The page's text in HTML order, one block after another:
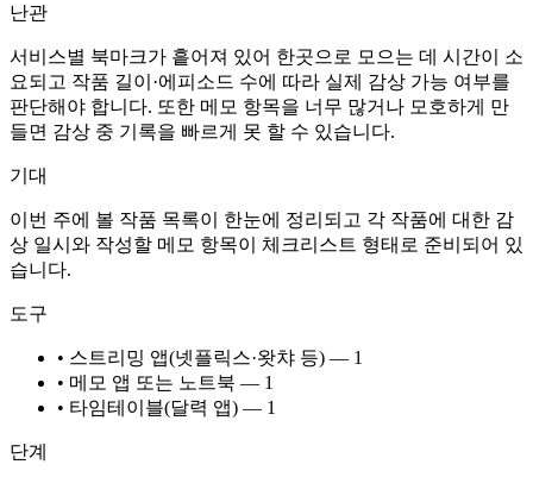
난관
서비스별 북마크가 흩어져 있어 한곳으로 모으는 데 시간이 소
요되고 작품 길이·에피소드 수에 따라 실제 감상 가능 여부를
판단해야 합니다. 또한 메모 항목을 너무 많거나 모호하게 만
들면 감상 중 기록을 빠르게 못 할 수 있습니다.
기대
이번 주에 볼 작품 목록이 한눈에 정리되고 각 작품에 대한 감
상 일시와 작성할 메모 항목이 체크리스트 형태로 준비되어 있
습니다.
도구
• 스트리밍 앱(넷플릭스·왓챠 등) — 1
• 메모 앱 또는 노트북 — 1
• 타임테이블(달력 앱) — 1
단계